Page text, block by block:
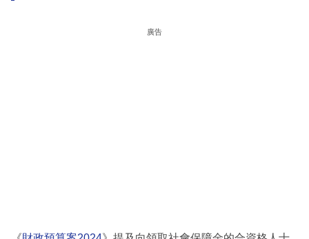
廣告